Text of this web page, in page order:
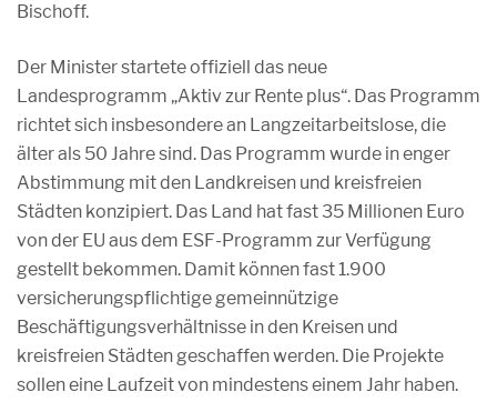
Bischoff.
Der Minister startete offiziell das neue
Landesprogramm „Aktiv zur Rente plus“. Das Programm
richtet sich insbesondere an Langzeitarbeitslose, die
älter als 50 Jahre sind. Das Programm wurde in enger
Abstimmung mit den Landkreisen und kreisfreien
Städten konzipiert. Das Land hat fast 35 Millionen Euro
von der EU aus dem ESF-Programm zur Verfügung
gestellt bekommen. Damit können fast 1.900
versicherungspflichtige gemeinnützige
Beschäftigungsverhältnisse in den Kreisen und
kreisfreien Städten geschaffen werden. Die Projekte
sollen eine Laufzeit von mindestens einem Jahr haben.